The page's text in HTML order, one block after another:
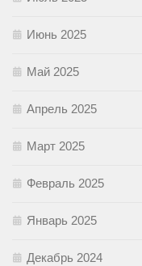
Июнь 2025
Май 2025
Апрель 2025
Март 2025
Февраль 2025
Январь 2025
Декабрь 2024